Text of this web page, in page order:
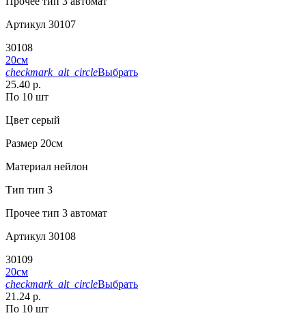
Артикул 30107
30108
20см
checkmark_alt_circleВыбрать
25.40 р.
По 10 шт
Цвет серый
Размер 20см
Материал нейлон
Тип тип 3
Прочее тип 3 автомат
Артикул 30108
30109
20см
checkmark_alt_circleВыбрать
21.24 р.
По 10 шт